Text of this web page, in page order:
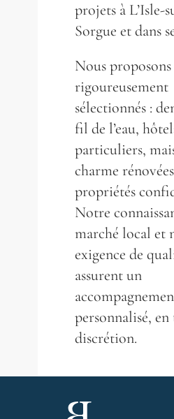
projets à L’Isle-
Sorgue et dans
Nous proposons
rigoureusement
sélectionnés :
fil de l’eau,
particuliers,
charme
propriétés
Notre
marché local et
exigence de
assurent un
personnalisé,
discrétion.